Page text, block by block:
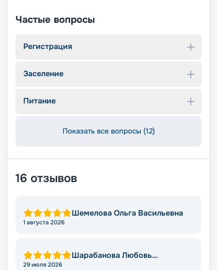
Частые вопросы
Регистрация
Заселение
Питание
Показать все вопросы (12)
16 отзывов
Шемелова Ольга Васильевна
1 августа 2026
Шарабанова Любовь
29 июля 2026